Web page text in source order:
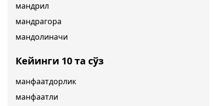
мандрил
мандрагора
мандолиначи
Кейинги 10 та сўз
манфаатдорлик
манфаатли